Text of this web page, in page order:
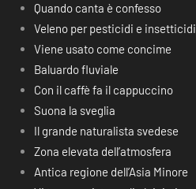
Quando canta è confesso
Veleno per pesticidi e insetticidi
Viene usato come concime
Baluardo fluviale
Con il caffè fa il cappuccino
Suona la sveglia
Il grande naturalista svedese
Zona elevata dell’atmosfera
Antica regione dell’Asia Minore